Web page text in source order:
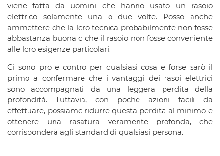
viene fatta da uomini che hanno usato un rasoio
elettrico solamente una o due volte. Posso anche
ammettere che la loro tecnica probabilmente non fosse
abbastanza buona o che il rasoio non fosse conveniente
alle loro esigenze particolari.
Ci sono pro e contro per qualsiasi cosa e forse sarò il
primo a confermare che i vantaggi dei rasoi elettrici
sono accompagnati da una leggera perdita della
profondità. Tuttavia, con poche azioni facili da
effettuare, possiamo ridurre questa perdita al minimo e
ottenere una rasatura veramente profonda, che
corrisponderà agli standard di qualsiasi persona.